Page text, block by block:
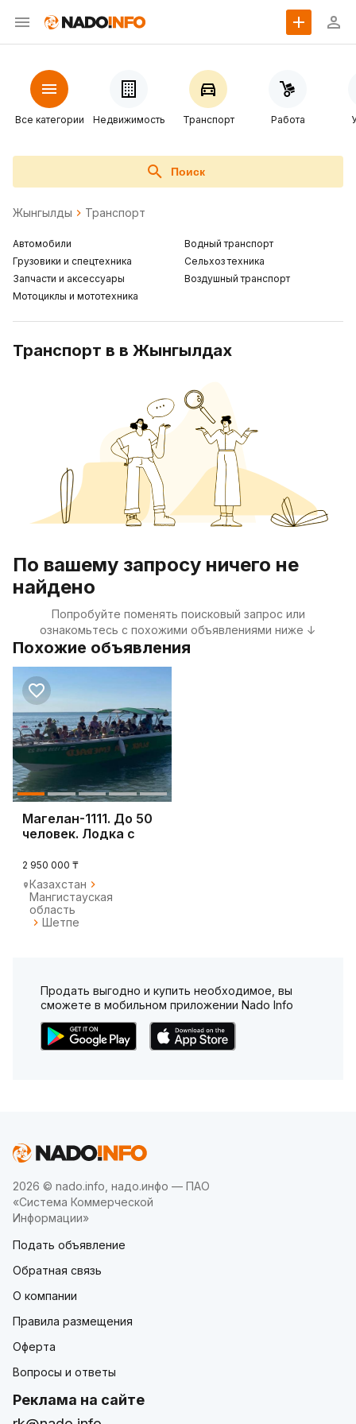
Все категории Недвижимость Транспорт Работа
Поиск
Жынгылды Транспорт
Автомобили
Грузовики и спецтехника
Запчасти и аксессуары
Мотоциклы и мототехника
Водный транспорт
Сельхоз техника
Воздушный транспорт
Транспорт в в Жынгылдах
По вашему запросу ничего не
найдено
Попробуйте поменять поисковый запрос или
ознакомьтесь с похожими объявлениями ниже ↓
Похожие объявления
Магелан-1111. До 50
человек. Лодка с
2 950 000 ₸
Казахстан
Мангистауская
область
Шетпе
Продать выгодно и купить необходимое, вы
сможете в мобильном приложении Nado Info
2026 © nado.info, надо.инфо — ПАО
«Система Коммерческой
Информации»
Подать объявление
Обратная связь
О компании
Правила размещения
Оферта
Вопросы и ответы
Реклама на сайте